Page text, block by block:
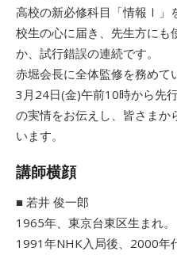
高校の新必修科目「情報Ⅰ」
校生の心に届き、先生方にも
か、試行錯誤の連続です。
赤堀会長に全体監修を務めて
3月24日(金)午前10時から先
の実情をお伝えし、皆さまか
います。
講師横顔
■ 若井 俊一郎
1965年、東京台東区生まれ。
1991年NHK入局後、2000年